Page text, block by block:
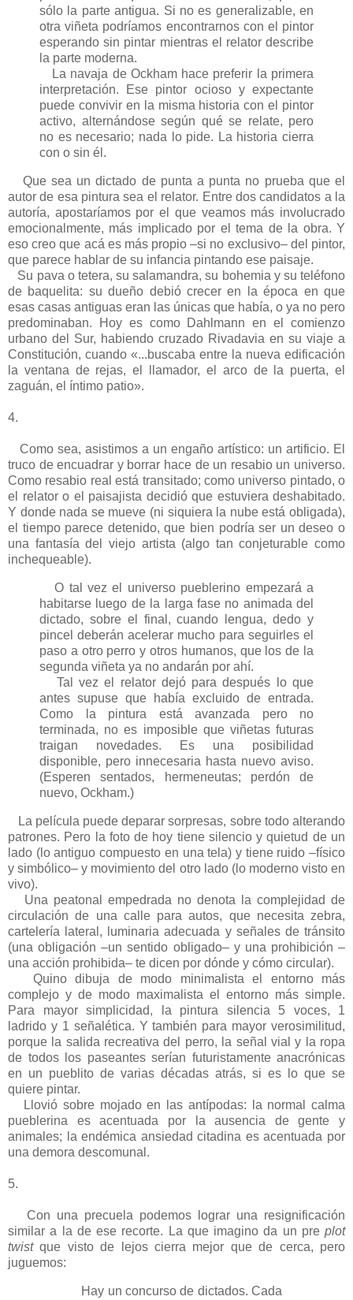
sólo la parte antigua. Si no es generalizable, en
otra viñeta podríamos encontrarnos con el pintor
esperando sin pintar mientras el relator describe
la parte moderna.
La navaja de Ockham hace preferir la primera
interpretación. Ese pintor ocioso y expectante
puede convivir en la misma historia con el pintor
activo, alternándose según qué se relate, pero
no es necesario; nada lo pide. La historia cierra
con o sin él.
Que sea un dictado de punta a punta no prueba que el
autor de esa pintura sea el relator. Entre dos candidatos a la
autoría, apostaríamos por el que veamos más involucrado
emocionalmente, más implicado por el tema de la obra. Y
eso creo que acá es más propio –si no exclusivo– del pintor,
que parece hablar de su infancia pintando ese paisaje.
Su pava o tetera, su salamandra, su bohemia y su teléfono
de baquelita: su dueño debió crecer en la época en que
esas casas antiguas eran las únicas que había, o ya no pero
predominaban. Hoy es como Dahlmann en el comienzo
urbano del Sur, habiendo cruzado Rivadavia en su viaje a
Constitución, cuando «...buscaba entre la nueva edificación
la ventana de rejas, el llamador, el arco de la puerta, el
zaguán, el íntimo patio».
4.
Como sea, asistimos a un engaño artístico: un artificio. El
truco de encuadrar y borrar hace de un resabio un universo.
Como resabio real está transitado; como universo pintado, o
el relator o el paisajista decidió que estuviera deshabitado.
Y donde nada se mueve (ni siquiera la nube está obligada),
el tiempo parece detenido, que bien podría ser un deseo o
una fantasía del viejo artista (algo tan conjeturable como
inchequeable).
O tal vez el universo pueblerino empezará a
habitarse luego de la larga fase no animada del
dictado, sobre el final, cuando lengua, dedo y
pincel deberán acelerar mucho para seguirles el
paso a otro perro y otros humanos, que los de la
segunda viñeta ya no andarán por ahí.
Tal vez el relator dejó para después lo que
antes supuse que había excluido de entrada.
Como la pintura está avanzada pero no
terminada, no es imposible que viñetas futuras
traigan novedades. Es una posibilidad
disponible, pero innecesaria hasta nuevo aviso.
(Esperen sentados, hermeneutas; perdón de
nuevo, Ockham.)
La película puede deparar sorpresas, sobre todo alterando
patrones. Pero la foto de hoy tiene silencio y quietud de un
lado (lo antiguo compuesto en una tela) y tiene ruido –físico
y simbólico– y movimiento del otro lado (lo moderno visto en
vivo).
Una peatonal empedrada no denota la complejidad de
circulación de una calle para autos, que necesita zebra,
cartelería lateral, luminaria adecuada y señales de tránsito
(una obligación –un sentido obligado– y una prohibición –
una acción prohibida– te dicen por dónde y cómo circular).
Quino dibuja de modo minimalista el entorno más
complejo y de modo maximalista el entorno más simple.
Para mayor simplicidad, la pintura silencia 5 voces, 1
ladrido y 1 señalética. Y también para mayor verosimilitud,
porque la salida recreativa del perro, la señal vial y la ropa
de todos los paseantes serían futuristamente anacrónicas
en un pueblito de varias décadas atrás, si es lo que se
quiere pintar.
Llovió sobre mojado en las antípodas: la normal calma
pueblerina es acentuada por la ausencia de gente y
animales; la endémica ansiedad citadina es acentuada por
una demora descomunal.
5.
Con una precuela podemos lograr una resignificación
similar a la de ese recorte. La que imagino da un pre plot
twistque visto de lejos cierra mejor que de cerca, pero
juguemos:
Hay un concurso de dictados. Cada